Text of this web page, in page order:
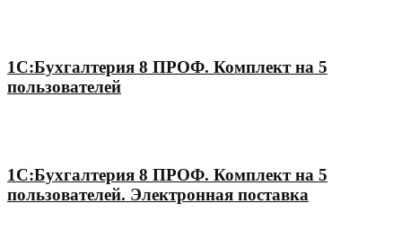
1С:Бухгалтерия 8 ПРОФ. Комплект на 5
пользователей
1С:Бухгалтерия 8 ПРОФ. Комплект на 5
пользователей. Электронная поставка